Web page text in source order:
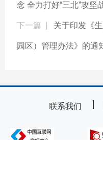
念 全力打好“三北”攻坚
下一篇 | 关于印发《
园区）管理办法》的通
联系我们